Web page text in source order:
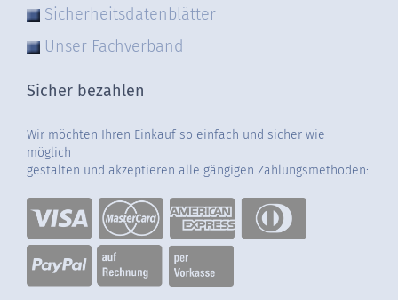
Sicherheitsdatenblätter
Unser Fachverband
Sicher bezahlen
Wir möchten Ihren Einkauf so einfach und sicher wie
möglich
gestalten und akzeptieren alle gängigen Zahlungsmethoden: